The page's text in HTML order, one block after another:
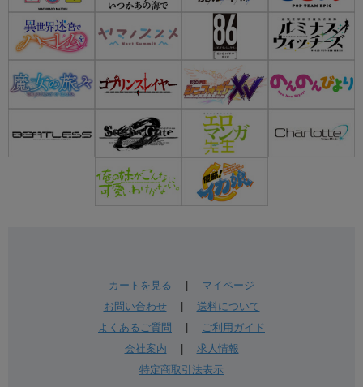
カートを見る
マイページ
お問い合わせ| 送料について
よくあるご質問
ご利用ガイド
会社案内
求人情報
特定商取引法表示